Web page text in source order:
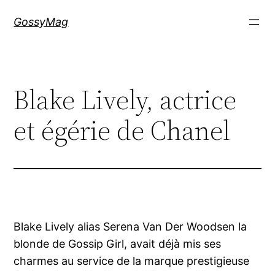
GossyMag
Blake Lively, actrice
et égérie de Chanel
Blake Lively alias Serena Van Der Woodsen la
blonde de Gossip Girl, avait déjà mis ses
charmes au service de la marque prestigieuse